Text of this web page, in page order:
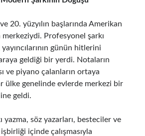
20. yüzyılın başlarında Amerikan
Profesyonel şarkı
günün hitlerini
geldiği bir yerdi. Notaların
ve piyano çalanların ortaya
ülke genelinde evlerde merkezi bir
geldi.
yazma, söz yazarları, besteciler ve
işbirliği içinde çalışmasıyla